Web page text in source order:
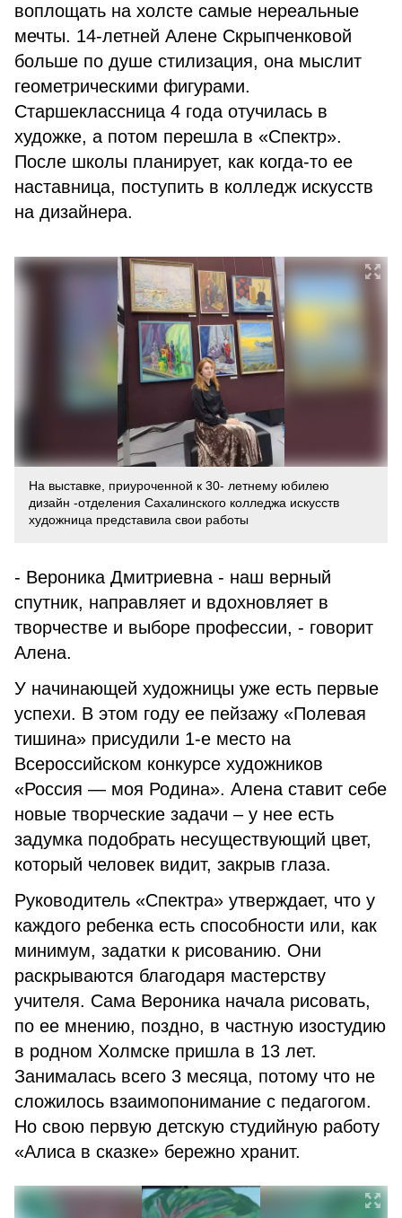
воплощать на холсте самые нереальные
мечты. 14-летней Алене Скрыпченковой
больше по душе стилизация, она мыслит
геометрическими фигурами.
Старшеклассница 4 года отучилась в
художке, а потом перешла в «Спектр».
После школы планирует, как когда-то ее
наставница, поступить в колледж искусств
на дизайнера.
На выставке, приуроченной к 30- летнему юбилею
дизайн -отделения Сахалинского колледжа искусств
художница представила свои работы
- Вероника Дмитриевна - наш верный
спутник, направляет и вдохновляет в
творчестве и выборе профессии, - говорит
Алена.
У начинающей художницы уже есть первые
успехи. В этом году ее пейзажу «Полевая
тишина» присудили 1-е место на
Всероссийском конкурсе художников
«Россия — моя Родина». Алена ставит себе
новые творческие задачи – у нее есть
задумка подобрать несуществующий цвет,
который человек видит, закрыв глаза.
Руководитель «Спектра» утверждает, что у
каждого ребенка есть способности или, как
минимум, задатки к рисованию. Они
раскрываются благодаря мастерству
учителя. Сама Вероника начала рисовать,
по ее мнению, поздно, в частную изостудию
в родном Холмске пришла в 13 лет.
Занималась всего 3 месяца, потому что не
сложилось взаимопонимание с педагогом.
Но свою первую детскую студийную работу
«Алиса в сказке» бережно хранит.